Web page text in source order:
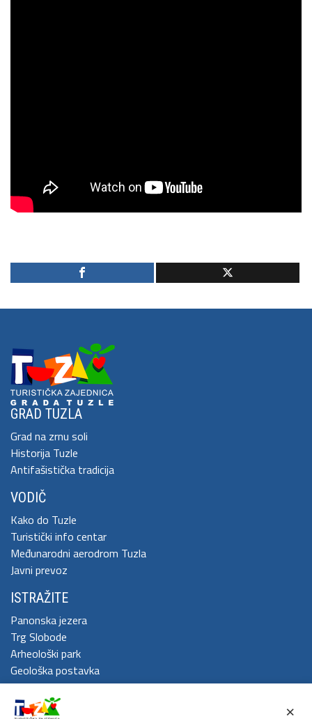
GRAD TUZLA
Grad na zrnu soli
Historija Tuzle
Antifašistička tradicija
VODIČ
Kako do Tuzle
Turistički info centar
Međunarodni aerodrom Tuzla
Javni prevoz
ISTRAŽITE
Panonska jezera
Trg Slobode
Arheološki park
Geološka postavka
DOŽIVITE
×